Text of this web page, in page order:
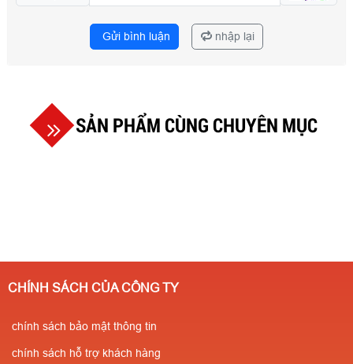
Gửi bình luận nhập lại
SẢN PHẨM CÙNG CHUYÊN MỤC
CHÍNH SÁCH CỦA CÔNG TY
chính sách bảo mật thông tin
chính sách hỗ trợ khách hàng